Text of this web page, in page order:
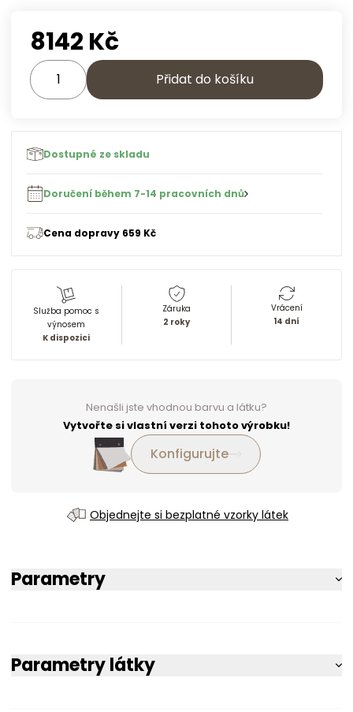
8142 Kč
Přidat do košíku
Dostupné ze skladu
Doručení během 7-14 pracovních dnů
Cena dopravy 659 Kč
Služba pomoc s
výnosem
K dispozici
Záruka
2 roky
Vrácení
14 dní
Nenašli jste vhodnou barvu a látku?
Vytvořte si vlastní verzi tohoto výrobku!
Konfigurujte
Objednejte si bezplatné vzorky látek
Parametry
Parametry látky